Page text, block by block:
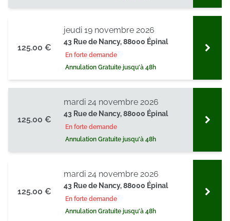
125.00 €
43 Rue de Nancy, 88000 Épinal
En forte demande
Annulation Gratuite jusqu'à 48h
jeudi 19 novembre 2026
125.00 €
43 Rue de Nancy, 88000 Épinal
En forte demande
Annulation Gratuite jusqu'à 48h
mardi 24 novembre 2026
125.00 €
43 Rue de Nancy, 88000 Épinal
En forte demande
Annulation Gratuite jusqu'à 48h
mardi 24 novembre 2026